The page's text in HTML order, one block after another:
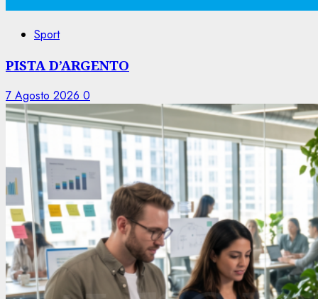
Sport
PISTA D’ARGENTO
7 Agosto 2026 0